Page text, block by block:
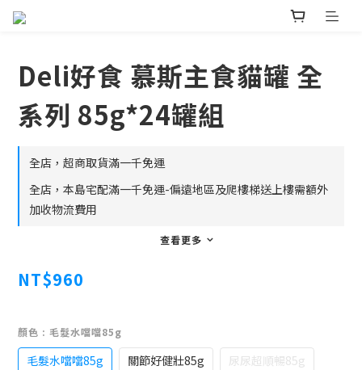
Deli好食 慕斯主食貓罐 全
系列 85g*24罐組
全店，超商取貨滿一千免運
全店，本島宅配滿一千免運-偏遠地區及爬樓梯送上樓需額外
加收物流費用
查看更多
NT$960
顏色 : 毛髮水噹噹85g
毛髮水噹噹85g 關節好健壯85g
尿尿超順暢85g